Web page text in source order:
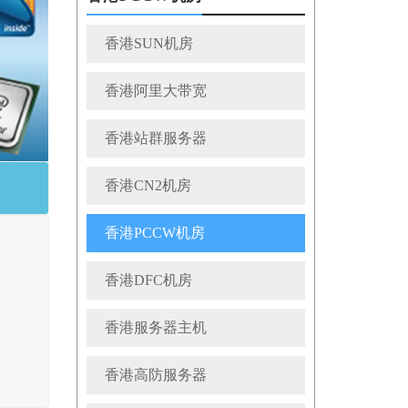
香港SUN机房
香港阿里大带宽
香港站群服务器
香港CN2机房
香港PCCW机房
香港DFC机房
香港服务器主机
香港高防服务器